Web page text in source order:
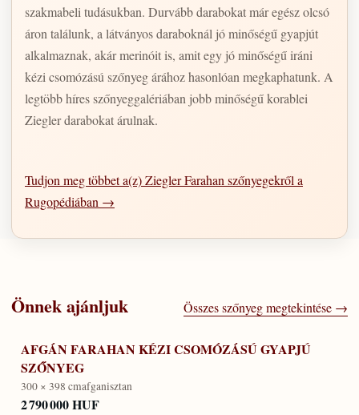
szakmabeli tudásukban. Durvább darabokat már egész olcsó
áron találunk, a látványos daraboknál jó minőségű gyapjút
alkalmaznak, akár merinóit is, amit egy jó minőségű iráni
kézi csomózású szőnyeg árához hasonlóan megkaphatunk. A
legtöbb híres szőnyeggalériában jobb minőségű korablei
Ziegler darabokat árulnak.
Tudjon meg többet a(z) Ziegler Farahan szőnyegekről a
Rugopédiában →
Önnek ajánljuk Összes szőnyeg megtekintése →
AFGÁN FARAHAN KÉZI CSOMÓZÁSÚ GYAPJÚ
SZŐNYEG
300 × 398 cmafganisztan
2 790 000 HUF